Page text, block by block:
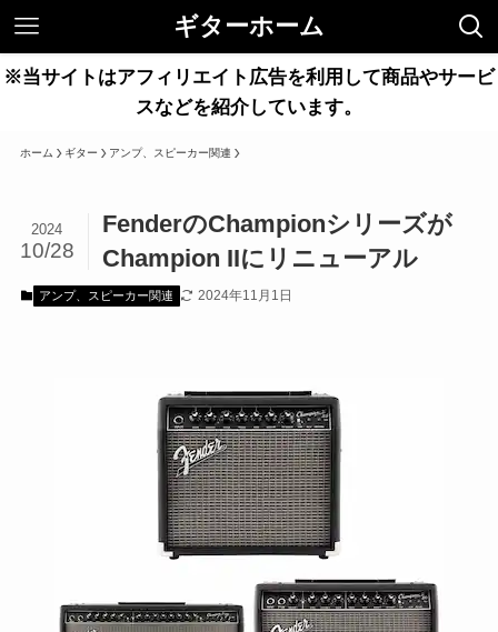
ギターホーム
※当サイトはアフィリエイト広告を利用して商品やサービ
スなどを紹介しています。
ホーム ギター アンプ、スピーカー関連
FenderのChampionシリーズが
Champion IIにリニューアル
2024
10/28
アンプ、スピーカー関連 2024年11月1日